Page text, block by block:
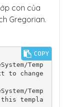
con của
Gregorian.
to change
templa
COPY